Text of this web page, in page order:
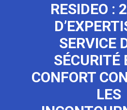
RESIDEO :
SERVICE
SÉCURITÉ
CONFORT
LES